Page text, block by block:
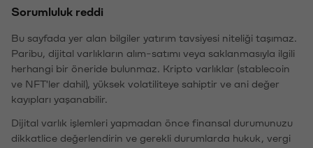
Sorumluluk reddi
Bu sayfada yer alan bilgiler yatırım tavsiyesi niteliği taşımaz.
Paribu, dijital varlıkların alım-satımı veya saklanmasıyla ilgili
herhangi bir öneride bulunmaz. Kripto varlıklar (stablecoin
ve NFT'ler dahil), yüksek volatiliteye sahiptir ve ani değer
kayıpları yaşanabilir.
Dijital varlık işlemleri yapmadan önce finansal durumunuzu
dikkatlice değerlendirin ve gerekli durumlarda hukuk, vergi